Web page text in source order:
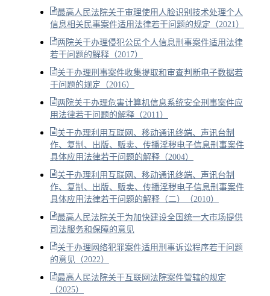
最高人民法院关于审理使用人脸识别技术处理个人
信息相关民事案件适用法律若干问题的规定（2021）
两院关于办理侵犯公民个人信息刑事案件适用法律
若干问题的解释（2017）
关于办理刑事案件收集提取和审查判断电子数据若
干问题的规定（2016）
两院关于办理危害计算机信息系统安全刑事案件应
用法律若干问题的解释（2011）
关于办理利用互联网、移动通讯终端、声讯台制
作、复制、出版、贩卖、传播淫秽电子信息刑事案件
具体应用法律若干问题的解释（2004）
关于办理利用互联网、移动通讯终端、声讯台制
作、复制、出版、贩卖、传播淫秽电子信息刑事案件
具体应用法律若干问题的解释（二）（2010）
最高人民法院关于为加快建设全国统一大市场提供
司法服务和保障的意见
关于办理网络犯罪案件适用刑事诉讼程序若干问题
的意见（2022）
最高人民法院关于互联网法院案件管辖的规定
（2025）